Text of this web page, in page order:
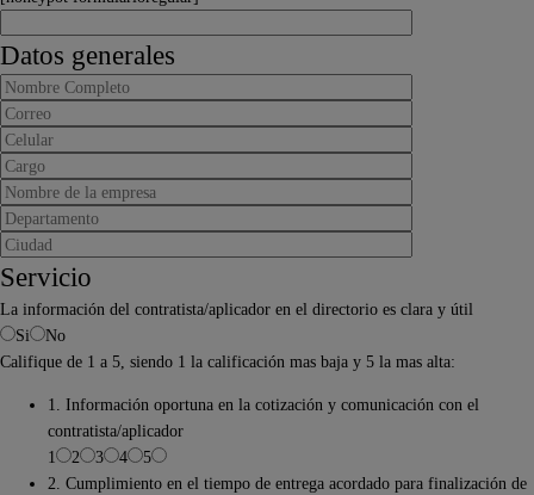
Datos generales
Servicio
La información del contratista/aplicador en el directorio es clara y útil
Si
No
Califique de 1 a 5, siendo 1 la calificación mas baja y 5 la mas alta:
1. Información oportuna en la cotización y comunicación con el
contratista/aplicador
1
2 3 4
5
2. Cumplimiento en el tiempo de entrega acordado para finalización de